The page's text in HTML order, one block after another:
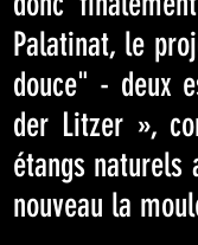
Palatinat, le
douce" - deux
der Litzer »,
étangs
nouveau la